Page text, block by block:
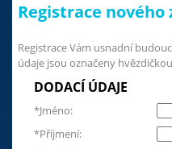
Registrace nového
Registrace Vám usnadní
údaje jsou označeny
DODACÍ ÚDAJE
*Jméno:
*Příjmení: